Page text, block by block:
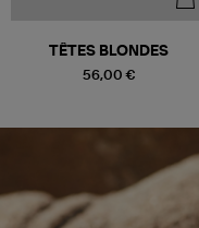
56,00 €
TÊTES BLONDES